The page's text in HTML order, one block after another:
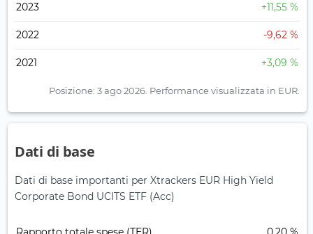
2023 +11,55 %
2022 -9,62 %
2021 +3,09 %
Posizione: 3 ago 2026. Performance visualizzata in EUR.
Dati di base
Dati di base importanti per Xtrackers EUR High Yield
Corporate Bond UCITS ETF (Acc)